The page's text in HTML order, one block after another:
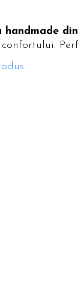
handmade